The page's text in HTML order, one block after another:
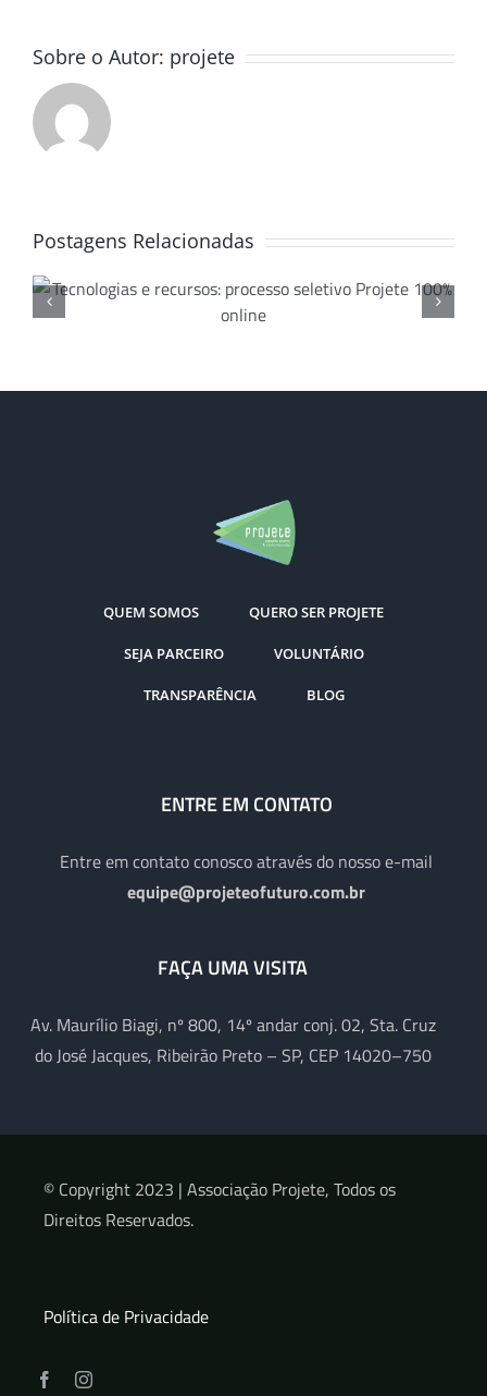
Sobre o Autor: projete
Postagens Relacionadas
Projete e NAU: parceria de
sucesso que beneficia
QUEM SOMOS QUERO SER PROJETE
SEJA PARCEIRO VOLUNTÁRIO
TRANSPARÊNCIA BLOG
ENTRE EM CONTATO
Entre em contato conosco através do nosso e-mail
equipe@projeteofuturo.com.br
FAÇA UMA VISITA
Av. Maurílio Biagi, nº 800, 14º andar conj. 02, Sta. Cruz
do José Jacques, Ribeirão Preto – SP, CEP 14020–750
© Copyright 2023 | Associação Projete, Todos os
Direitos Reservados.
Política de Privacidade